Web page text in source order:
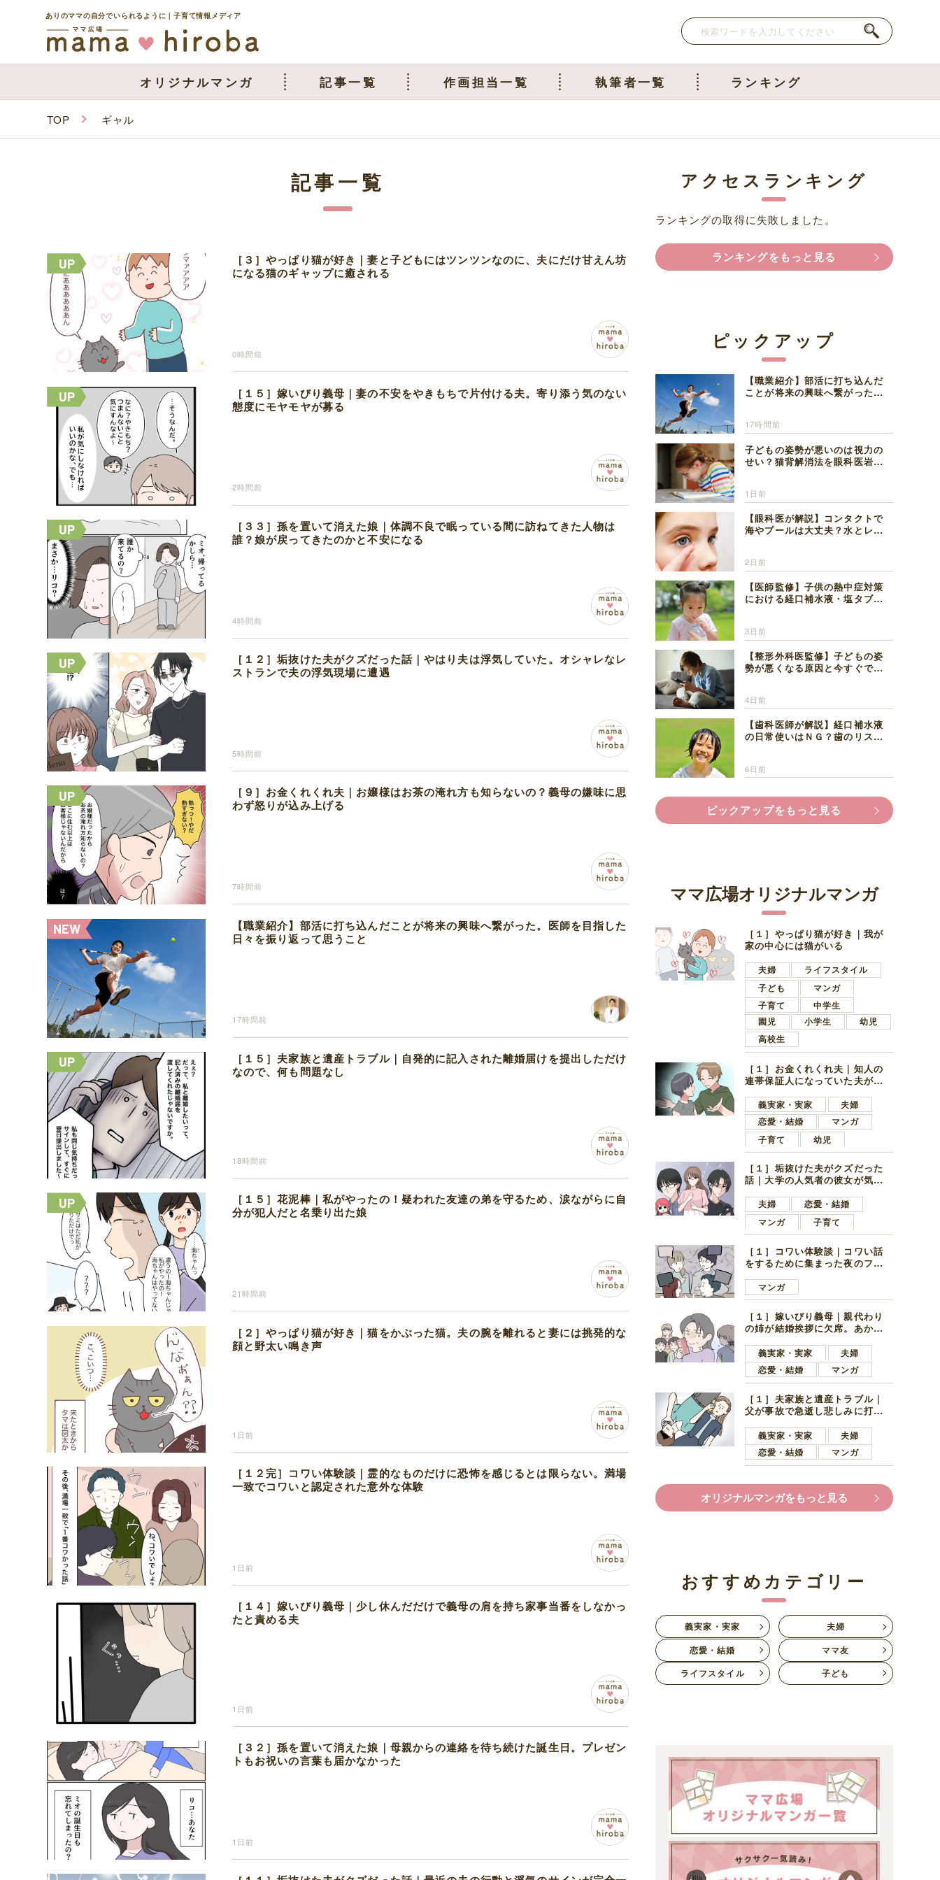
ありのママの自分でいられるように｜子育て情報メディア
オリジナルマンガ 記事一覧 作画担当一覧 執筆者一覧 ランキング
TOP ギャル
記事一覧
［３］やっぱり猫が好き｜妻と子どもにはツンツンなのに、夫にだけ甘えん坊
になる猫のギャップに癒される
0時間前
［１５］嫁いびり義母｜妻の不安をやきもちで片付ける夫。寄り添う気のない
態度にモヤモヤが募る
2時間前
［３３］孫を置いて消えた娘｜体調不良で眠っている間に訪ねてきた人物は
誰？娘が戻ってきたのかと不安になる
4時間前
［１２］垢抜けた夫がクズだった話｜やはり夫は浮気していた。オシャレなレ
ストランで夫の浮気現場に遭遇
5時間前
［９］お金くれくれ夫｜お嬢様はお茶の淹れ方も知らないの？義母の嫌味に思
わず怒りが込み上げる
7時間前
【職業紹介】部活に打ち込んだことが将来の興味へ繋がった。医師を目指した
日々を振り返って思うこと
17時間前
［１５］夫家族と遺産トラブル｜自発的に記入された離婚届けを提出しただけ
なので、何も問題なし
18時間前
［１５］花泥棒｜私がやったの！疑われた友達の弟を守るため、涙ながらに自
分が犯人だと名乗り出た娘
21時間前
［２］やっぱり猫が好き｜猫をかぶった猫。夫の腕を離れると妻には挑発的な
顔と野太い鳴き声
1日前
［１２完］コワい体験談｜霊的なものだけに恐怖を感じるとは限らない。満場
一致でコワいと認定された意外な体験
1日前
［１４］嫁いびり義母｜少し休んだだけで義母の肩を持ち家事当番をしなかっ
たと責める夫
1日前
［３２］孫を置いて消えた娘｜母親からの連絡を待ち続けた誕生日。プレゼン
トもお祝いの言葉も届かなかった
1日前
アクセスランキング
ランキングの取得に失敗しました。
ランキングをもっと見る
ピックアップ
【職業紹介】部活に打ち込んだ
ことが将来の興味へ繋がった。
17時間前
子どもの姿勢が悪いのは視力の
せい？猫背解消法を眼科医岩見
1日前
【眼科医が解説】コンタクトで
海やプールは大丈夫？水とレン
2日前
【医師監修】子供の熱中症対策
における経口補水液・塩タブレ
3日前
【整形外科医監修】子どもの姿
勢が悪くなる原因と今すぐでき
4日前
【歯科医師が解説】経口補水液
の日常使いはＮＧ？歯のリスク
6日前
ピックアップをもっと見る
ママ広場オリジナルマンガ
［１］やっぱり猫が好き｜我が
家の中心には猫がいる
夫婦
ライフスタイル
子ども
マンガ
子育て
中学生
園児
小学生
幼児
高校生
［１］お金くれくれ夫｜知人の
連帯保証人になっていた夫が家
言ってきた
義実家・実家
夫婦
恋愛・結婚
マンガ
子育て
幼児
［１］垢抜けた夫がクズだった
話｜大学の人気者の彼女が気に
子学生
夫婦
恋愛・結婚
マンガ
子育て
［１］コワい体験談｜コワい話
をするために集まった夜のファ
好きの男の子ママ
マンガ
［１］嫁いびり義母｜親代わり
の姉が結婚挨拶に欠席。あから
義実家・実家
夫婦
恋愛・結婚
マンガ
［１］夫家族と遺産トラブル｜
父が事故で急逝し悲しみに打ち
ます夫
義実家・実家
夫婦
恋愛・結婚
マンガ
オリジナルマンガをもっと見る
おすすめカテゴリー
義実家・実家
夫婦
恋愛・結婚
ママ友
ライフスタイル
子ども